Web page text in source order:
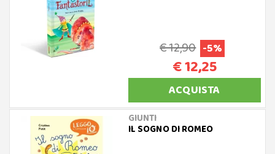
€ 12,90 -5%
€ 12,25
ACQUISTA
GIUNTI
IL SOGNO DI ROMEO